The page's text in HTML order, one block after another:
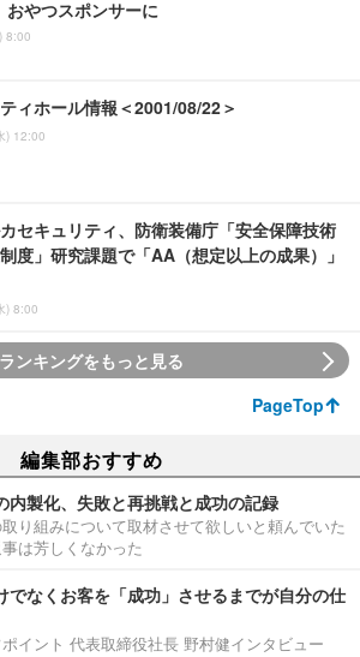
おやつスポンサーに
8:00
ィホール情報＜2001/08/22＞
) 12:00
セキュリティ、防衛装備庁「安全保障技術
度」研究課題で「AA（想定以上の成果）」
) 8:00
ランキングをもっと見る
PageTop
編集部おすすめ
内製化、失敗と再挑戦と成功の記録
り組みについて取材させて欲しいと頼んでいた
は芳しくなかった
でなくお客を「成功」させるまでが自分の仕
イント 代表取締役社長 野村健インタビュー